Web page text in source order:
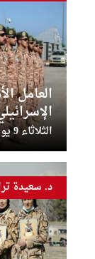
العامل
الثلاثاء 9 يونيو 2026 - 10:40:27
د. سعيدة